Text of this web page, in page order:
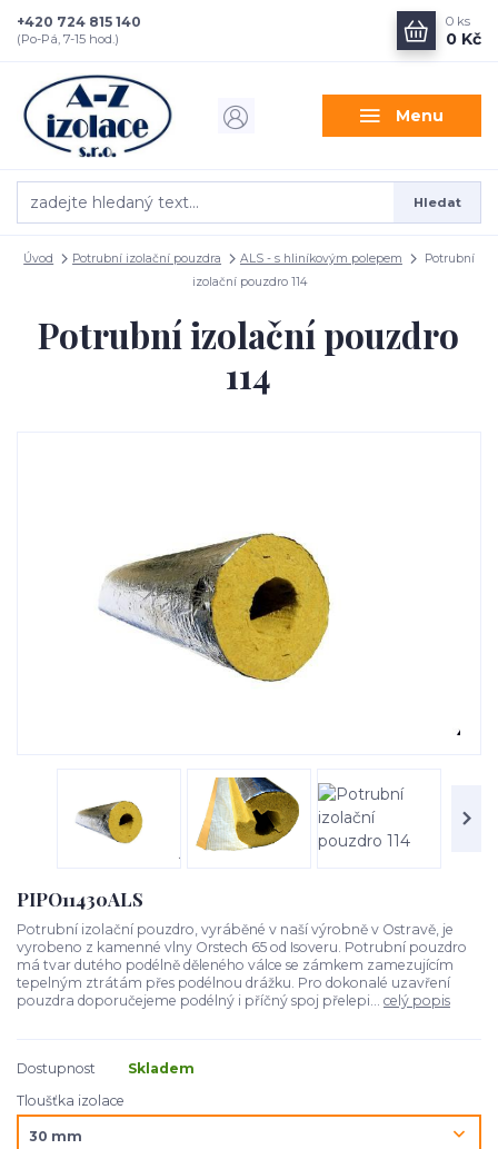
Menu
Hledat
+420 724 815 140
(Po-Pá, 7-15 hod.)
0 ks
0 Kč
Úvod Potrubní izolační pouzdra ALS - s hliníkovým polepem
Potrubní
izolační pouzdro 114
Potrubní izolační pouzdro
114
PIPO11430ALS
Potrubní izolační pouzdro, vyráběné v naší výrobně v Ostravě, je
vyrobeno z kamenné vlny Orstech 65 od Isoveru. Potrubní pouzdro
má tvar dutého podélně děleného válce se zámkem zamezujícím
tepelným ztrátám přes podélnou drážku. Pro dokonalé uzavření
pouzdra doporučejeme podélný i příčný spoj přelepi... celý popis
Dostupnost
Skladem
Tloušťka izolace